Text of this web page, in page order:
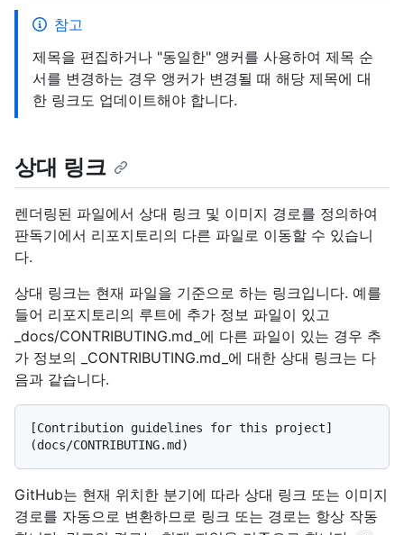
참고
제목을 편집하거나 "동일한" 앵커를 사용하여 제목 순
서를 변경하는 경우 앵커가 변경될 때 해당 제목에 대
한 링크도 업데이트해야 합니다.
상대 링크
렌더링된 파일에서 상대 링크 및 이미지 경로를 정의하여
판독기에서 리포지토리의 다른 파일로 이동할 수 있습니
다.
상대 링크는 현재 파일을 기준으로 하는 링크입니다. 예를
들어 리포지토리의 루트에 추가 정보 파일이 있고
_docs/CONTRIBUTING.md_에 다른 파일이 있는 경우 추
가 정보의 _CONTRIBUTING.md_에 대한 상대 링크는 다
음과 같습니다.
[Contribution guidelines for this project]
GitHub는 현재 위치한 분기에 따라 상대 링크 또는 이미지
경로를 자동으로 변환하므로 링크 또는 경로는 항상 작동